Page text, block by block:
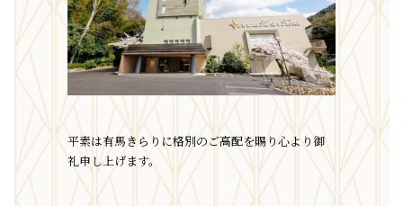
平素は有馬きらりに格別のご高配を賜り心より御
礼申し上げます。